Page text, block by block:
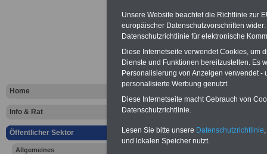
Home
Info & Rat
Öffentlicher Sektor
Allgemeines
beim Zoll
Vorteile für den
öffentlichen Dienst
Vergleichen und sparen:
Berufsunfähigkeitsabsicherung
Online-Vergleich Gesetzliche
Zahnzusatzversicherung
Unsere Website beachtet die Richtlinie zur
europäischer Datenschutzvorschriften
Datenschutzrichtlinie für elektronische
Diese Internetseite verwendet Cookies, um
Dienste und Funktionen bereitzustellen. Es
Personalisierung von Anzeigen verwendet
personalisierte Werbung genutzt.
Diese Internetseite macht Gebrauch von
Datenschutzrichtlinie.
Lesen Sie bitte unsere Datenschutzrichtlinie
und lokalen Speicher nutzt.